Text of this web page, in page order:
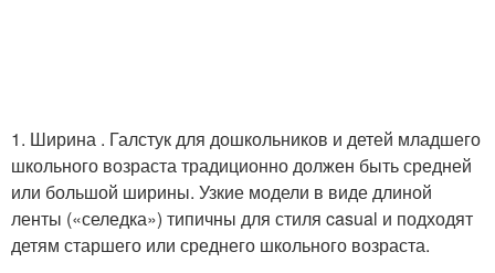
1. Ширина . Галстук для дошкольников и детей младшего
школьного возраста традиционно должен быть средней
или большой ширины. Узкие модели в виде длиной
ленты («селедка») типичны для стиля casual и подходят
детям старшего или среднего школьного возраста.